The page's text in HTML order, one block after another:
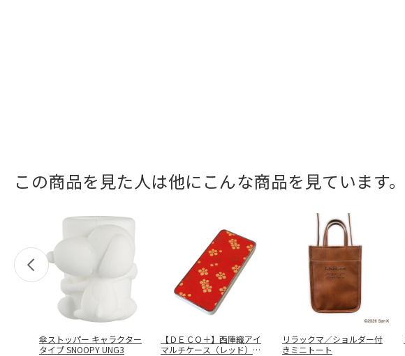
この商品を見た人は他にこんな商品を見ています。
傘ストッパー キャラクター
タイプ SNOOPY UNG3
【ＤＥＣＯ＋】西陣織アイ
マルチケース（レッド）
リラックマ／ショルダー付
きミニトート